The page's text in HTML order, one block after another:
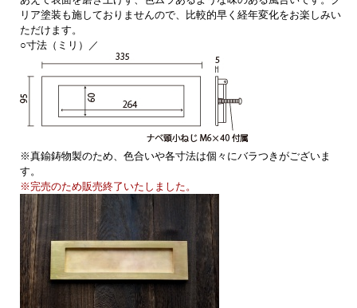
リア塗装も施しておりませんので、比較的早く経年変化をお楽しみい
ただけます。
○寸法（ミリ）／
※真鍮鋳物製のため、色合いや各寸法は個々にバラつきがございま
す。
※完売のため販売終了いたしました。